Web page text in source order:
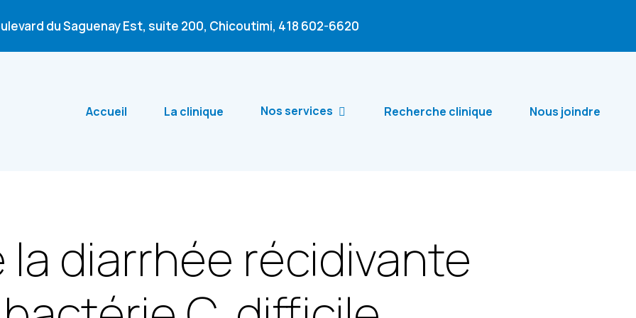
du Saguenay Est, suite 200, Chicoutimi, 418 602-6620
Accueil La clinique Nos services Recherche clinique Nous joindre
diarrhée récidivante